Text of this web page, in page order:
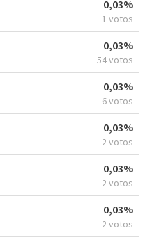
0,03%
1 votos
0,03%
54 votos
0,03%
6 votos
0,03%
2 votos
0,03%
2 votos
0,03%
2 votos